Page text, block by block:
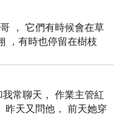
， 它們有時候會在草
，有時也停留在樹枝
鳥喙是黃色
常聊天， 作業主管紅
昨天又問他， 前天她穿